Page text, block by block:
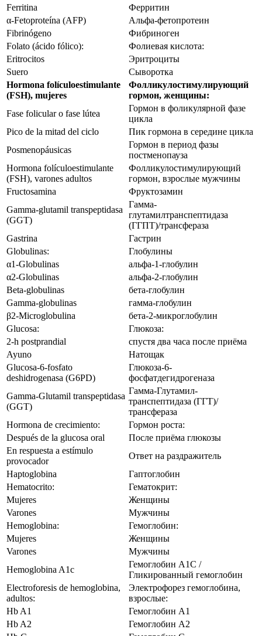
Ferritina
Ферритин
α‑Fetoproteína (AFP)
Альфа-фетопротеин
Fibrinógeno
Фибриноген
Folato (ácido fólico):
Фолиевая кислота:
Eritrocitos
Эритроциты
Suero
Сыворотка
Hormona folículoestimulante
(FSH), mujeres
Фолликулостимулирующий
гормон, женщины:
Fase folicular o fase lútea
Гормон в фоликулярной фазе
цикла
Pico de la mitad del ciclo
Пик гормона в середине цикла
Posmenopáusicas
Гормон в период фазы
постменопауза
Hormona folículoestimulante
(FSH), varones adultos
Фолликулостимулирующий
гормон, взрослые мужчины
Fructosamina
Фруктозамин
Gamma‑glutamil transpeptidasa
(GGT)
Гамма-
глутамилтранспептидаза
(ГГПТ)/трансфераза
Gastrina
Гастрин
Globulinas:
Глобулины
α1-Globulinas
альфа-1-глобулин
α2-Globulinas
альфа-2-глобулин
Beta-globulinas
бета-глобулин
Gamma-globulinas
гамма-глобулин
β2-Microglobulina
бета-2-микроглобулин
Glucosa:
Глюкоза:
2-h postprandial
спустя два часа после приёма
Ayuno
Натощак
Glucosa-6-fosfato
deshidrogenasa (G6PD)
Глюкоза-6-
фосфатдегидрогеназа
Gamma‑Glutamil transpeptidasa
(GGT)
Гамма-Глутамил-
транспептидаза (ГГТ)/
трансфераза
Hormona de crecimiento:
Гормон роста:
Después de la glucosa oral
После приёма глюкозы
En respuesta a estímulo
provocador
Ответ на раздражитель
Haptoglobina
Гаптоглобин
Hematocrito:
Гематокрит:
Mujeres
Женщины
Varones
Мужчины
Hemoglobina:
Гемоглобин:
Mujeres
Женщины
Varones
Мужчины
Hemoglobina A1c
Гемоглобин А1С /
Гликированный гемоглобин
Electroforesis de hemoglobina,
adultos:
Электрофорез гемоглобина,
взрослые:
Hb A1
Гемоглобин А1
Hb A2
Гемоглобин А2